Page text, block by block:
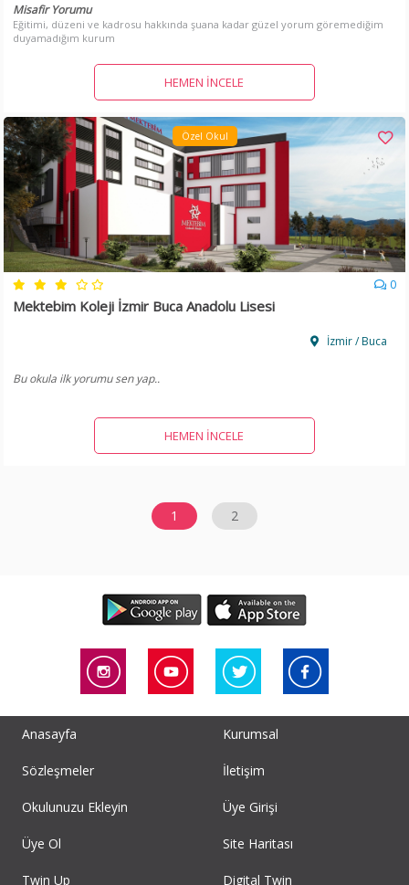
Misafir Yorumu
Eğitimi, düzeni ve kadrosu hakkında şuana kadar güzel yorum göremediğim
duyamadığım kurum
HEMEN İNCELE
Özel Okul
0
Mektebim Koleji İzmir Buca Anadolu Lisesi
İzmir / Buca
Bu okula ilk yorumu sen yap..
HEMEN İNCELE
1 2
Anasayfa Kurumsal
Sözleşmeler İletişim
Okulunuzu Ekleyin Üye Girişi
Üye Ol Site Haritası
Twin Up Digital Twin